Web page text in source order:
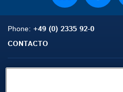
Phone: +49 (0) 2335 92-0
CONTACTO